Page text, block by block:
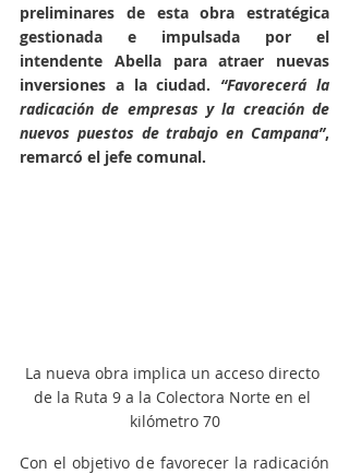
preliminares de esta obra estratégica
gestionada e impulsada por el
intendente Abella para atraer nuevas
inversiones a la ciudad. “Favorecerá la
radicación de empresas y la creación de
nuevos puestos de trabajo en Campana”,
remarcó el jefe comunal.
La nueva obra implica un acceso directo
de la Ruta 9 a la Colectora Norte en el
kilómetro 70
Con el objetivo de favorecer la radicación